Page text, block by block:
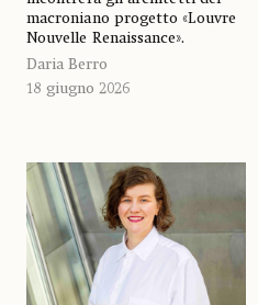
macroniano progetto «Louvre
Nouvelle Renaissance».
Daria Berro
18 giugno 2026